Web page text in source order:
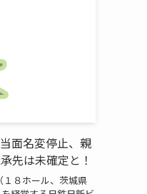
面名変停止、親
先は未確定と！
８ホール、茨城県